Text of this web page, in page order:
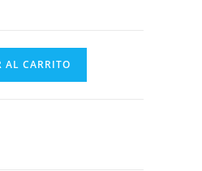
AL CARRITO